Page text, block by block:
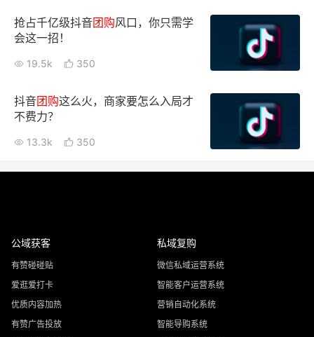
抢占千亿级抖音团购风口，你只需学
会这一招！
19.5k 350
抖音团购这么火，商家要怎么入局才
不费力？
13.3k 350
公域获客
有赞碰碰贴
爱逛爱打卡
优质内容加热
有赞广告投放
私域复购
微信私域运营系统
智能客户运营系统
营销自动化系统
智能导购系统